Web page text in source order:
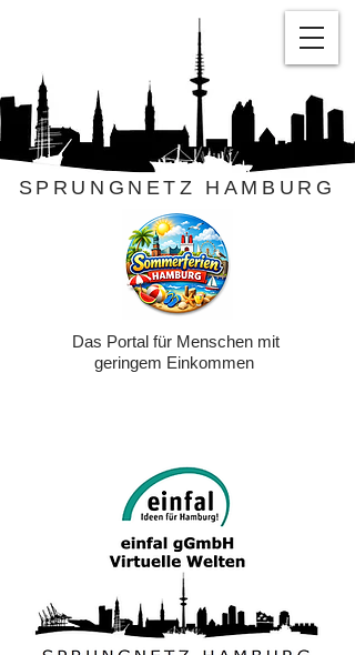
SPRUNGNETZ HAMBURG
Das Portal für Menschen mit
geringem Einkommen